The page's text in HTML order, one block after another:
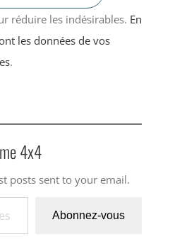
réduire les indésirables. En
les données de vos
.
4x4
posts sent to your email.
Abonnez-vous